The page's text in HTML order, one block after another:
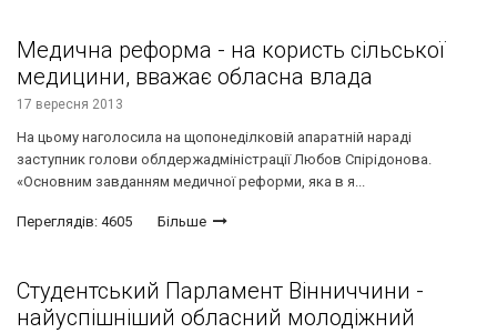
Медична реформа - на користь сільської
медицини, вважає обласна влада
17 вересня 2013
На цьому наголосила на щопонеділковій апаратній нараді
заступник голови облдержадміністрації Любов Спірідонова.
«Основним завданням медичної реформи, яка в я...
Переглядів: 4605 Більше
Студентський Парламент Вінниччини -
найуспішніший обласний молодіжний